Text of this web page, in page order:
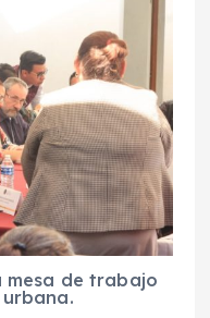
mesa de trabajo